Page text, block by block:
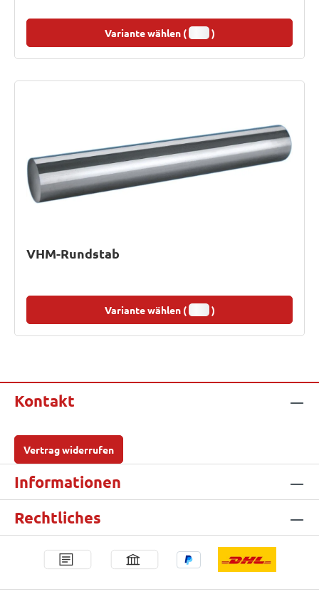
Variante wählen ( )
VHM-Rundstab
Variante wählen ( )
Kontakt
Vertrag widerrufen
Informationen
Rechtliches